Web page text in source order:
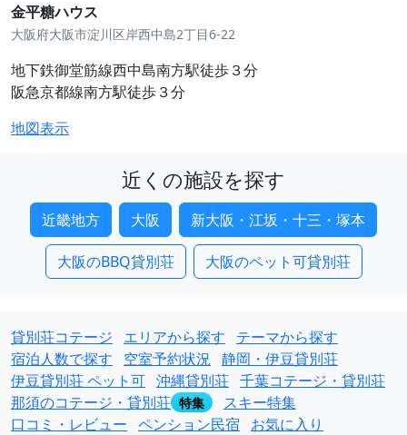
金平糖ハウス
大阪府大阪市淀川区岸西中島2丁目6-22
地下鉄御堂筋線西中島南方駅徒歩３分
阪急京都線南方駅徒歩３分
地図表示
近くの施設を探す
近畿地方 大阪 新大阪・江坂・十三・塚本
大阪のBBQ貸別荘 大阪のペット可貸別荘
貸別荘コテージ エリアから探す
テーマから探す
宿泊人数で探す
空室予約状況 静岡・伊豆貸別荘
伊豆貸別荘 ペット可 沖縄貸別荘 千葉コテージ・貸別荘
那須のコテージ・貸別荘 特集
スキー特集
口コミ・レビュー ペンション民宿 お気に入り